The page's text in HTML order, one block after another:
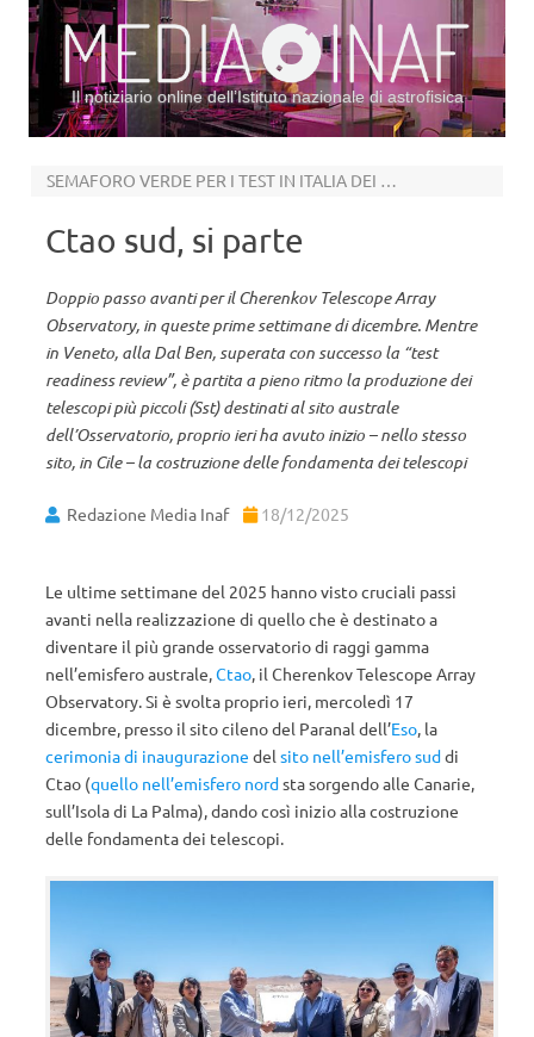
Il notiziario online dell’Istituto nazionale di astrofisica
SEMAFORO VERDE PER I TEST IN ITALIA DEI PICCOLI TELESCOPI SST
Ctao sud, si parte
Doppio passo avanti per il Cherenkov Telescope Array
Observatory, in queste prime settimane di dicembre. Mentre
in Veneto, alla Dal Ben, superata con successo la “test
readiness review”, è partita a pieno ritmo la produzione dei
telescopi più piccoli (Sst) destinati al sito australe
dell’Osservatorio, proprio ieri ha avuto inizio – nello stesso
sito, in Cile – la costruzione delle fondamenta dei telescopi
Redazione Media Inaf 18/12/2025
Le ultime settimane del 2025 hanno visto cruciali passi
avanti nella realizzazione di quello che è destinato a
diventare il più grande osservatorio di raggi gamma
nell’emisfero australe,Ctao, il Cherenkov Telescope Array
Observatory. Si è svolta proprio ieri, mercoledì 17
dicembre, presso il sito cileno del Paranal dell’Eso, la
cerimonia di inaugurazione del sito nell’emisfero suddi
Ctao (quello nell’emisfero nordsta sorgendo alle Canarie,
sull’Isola di La Palma), dando così inizio alla costruzione
delle fondamenta dei telescopi.